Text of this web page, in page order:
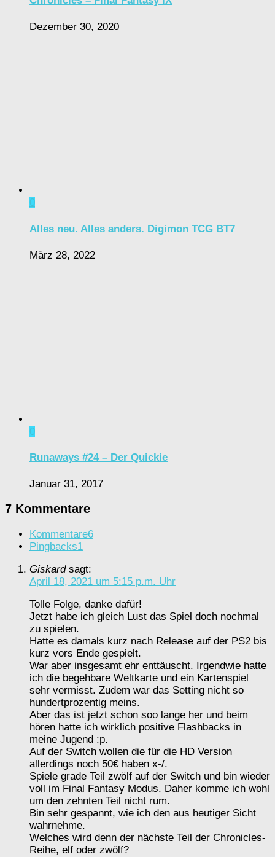
Dezember 30, 2020
0
Alles neu. Alles anders. Digimon TCG BT7
März 28, 2022
0
Runaways #24 – Der Quickie
Januar 31, 2017
7 Kommentare
Kommentare6
Pingbacks1
Giskard sagt:
April 18, 2021 um 5:15 p.m. Uhr
Tolle Folge, danke dafür!
Jetzt habe ich gleich Lust das Spiel doch nochmal
zu spielen.
Hatte es damals kurz nach Release auf der PS2 bis
kurz vors Ende gespielt.
War aber insgesamt ehr enttäuscht. Irgendwie hatte
ich die begehbare Weltkarte und ein Kartenspiel
sehr vermisst. Zudem war das Setting nicht so
hundertprozentig meins.
Aber das ist jetzt schon soo lange her und beim
hören hatte ich wirklich positive Flashbacks in
meine Jugend :p.
Auf der Switch wollen die für die HD Version
allerdings noch 50€ haben x-/.
Spiele grade Teil zwölf auf der Switch und bin wieder
voll im Final Fantasy Modus. Daher komme ich wohl
um den zehnten Teil nicht rum.
Bin sehr gespannt, wie ich den aus heutiger Sicht
wahrnehme.
Welches wird denn der nächste Teil der Chronicles-
Reihe, elf oder zwölf?